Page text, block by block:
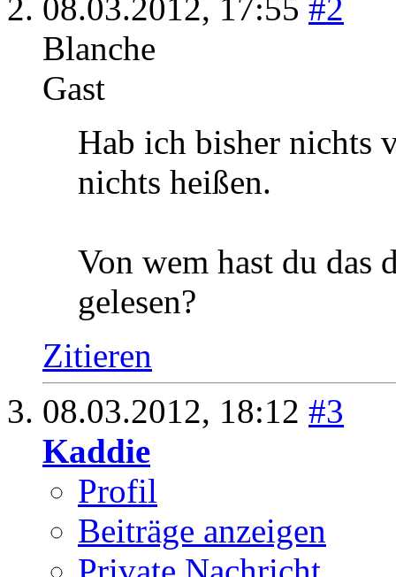
sollte ich mein topic
gepostet haben dann
pn benachrichtigen
verschoben wurde, thx
08.03.2012,17:55 #2
Blanche
Gast
Hab ich bisher nichts
nichts heißen.
Von wem hast du das
gelesen?